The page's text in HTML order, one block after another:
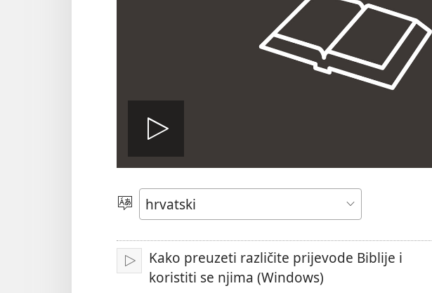
Pokreni
video
Jezik
Pokreni
Kako preuzeti različite prijevode Biblije i
koristiti se njima (Windows)